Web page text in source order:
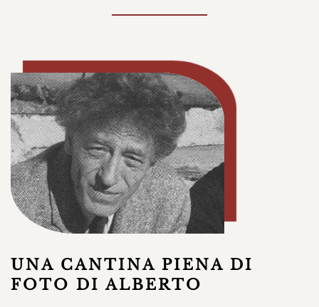
UNA CANTINA PIENA DI
FOTO DI ALBERTO